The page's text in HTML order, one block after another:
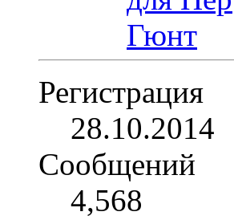
Регистрация
28.10.2014
Сообщений
4,568